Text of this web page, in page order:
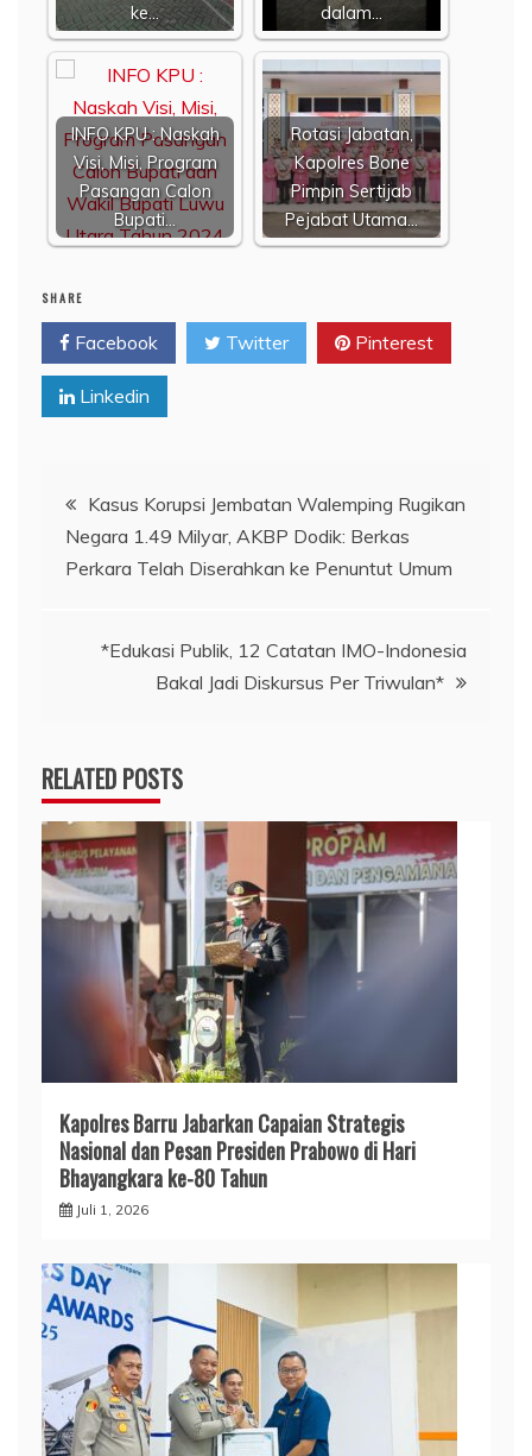
ke…
dalam…
INFO KPU : Naskah
Visi, Misi, Program
Pasangan Calon
Bupati…
Rotasi Jabatan,
Kapolres Bone
Pimpin Sertijab
Pejabat Utama…
SHARE
Facebook Twitter Pinterest
Linkedin
Navigasi
pos
Kasus Korupsi Jembatan Walemping Rugikan
Negara 1.49 Milyar, AKBP Dodik: Berkas
Perkara Telah Diserahkan ke Penuntut Umum
*Edukasi Publik, 12 Catatan IMO-Indonesia
Bakal Jadi Diskursus Per Triwulan*
RELATED POSTS
​Kapolres Barru Jabarkan Capaian Strategis
Nasional dan Pesan Presiden Prabowo di Hari
Bhayangkara ke-80 Tahun
Juli 1, 2026